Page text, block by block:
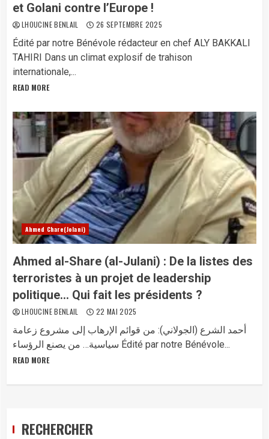
et Golani contre l’Europe !
LHOUCINE BENLAIL 26 SEPTEMBRE 2025
Édité par notre Bénévole rédacteur en chef ALY BAKKALI
TAHIRI Dans un climat explosif de trahison
internationale,...
READ MORE
Ahmed Chare(Jolani)
Ahmed al-Share (al-Julani) : De la listes des
terroristes à un projet de leadership
politique… Qui fait les présidents ?
LHOUCINE BENLAIL 22 MAI 2025
أحمد الشرع (الجولاني): من قوائم الإرهاب إلى مشروع زعامة
سياسية… من يصنع الرؤساء Édité par notre Bénévole...
READ MORE
RECHERCHER